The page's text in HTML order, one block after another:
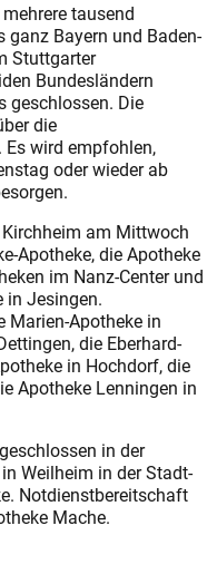
tausend
ganz Bayern und Baden-
Stuttgarter
Bundesländern
geschlossen. Die
die
wird empfohlen,
oder wieder ab
am Mittwoch
Apotheke, die Apotheke
im Nanz-Center und
in Jesingen.
Marien-Apotheke in
die Eberhard-
in Hochdorf, die
Apotheke Lenningen in
in der
Weilheim in der Stadt-
Notdienstbereitschaft
Mache.